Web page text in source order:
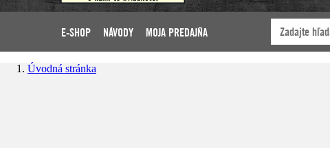
E-SHOP NÁVODY MOJA PREDAJŇA
Úvodná stránka